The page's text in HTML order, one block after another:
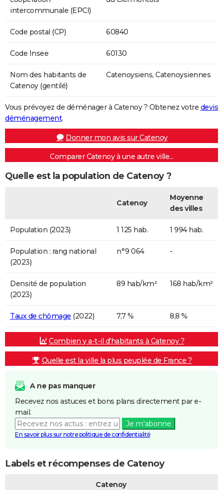
intercommunale (EPCI)
Code postal (CP) 60840
Code Insee 60130
Nom des habitants de
Catenoy (gentilé)
Catenoysiens, Catenoysiennes
Vous prévoyez de déménager à Catenoy ? Obtenez votre devis
déménagement.
Donner mon avis sur Catenoy
Comparer Catenoy à une autre ville...
Quelle est la population de Catenoy ?
Catenoy
Moyenne
des villes
Population (2023) 1 125 hab. 1 994 hab.
Population : rang national
(2023)
n°9 064 -
Densité de population
(2023)
89 hab/km² 168 hab/km²
Taux de chômage (2022) 7,7 % 8,8 %
Combien y a-t-il d'habitants à Catenoy ?
Quelle est la ville la plus peuplée de France ?
A ne pas manquer
Recevez nos astuces et bons plans directement par e-
mail.
Je m'abonne
En savoir plus sur notre politique de confidentialité
Labels et récompenses de Catenoy
Catenoy